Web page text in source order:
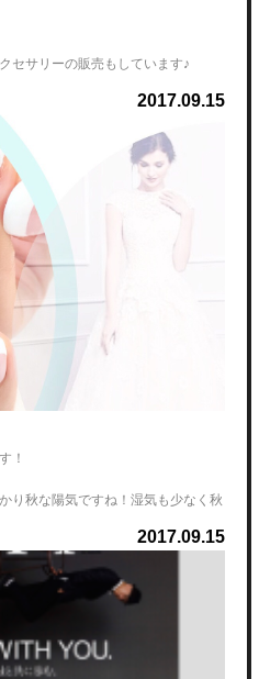
セサリーの販売もしています♪
お手に取ってご覧下さい♡2017.09.15
！
り秋な陽気ですね！湿気も少なく秋
でもあります！
されるのは、とても嬉しくいつも以
のご用意もありますが、もちろんお
2017.09.15